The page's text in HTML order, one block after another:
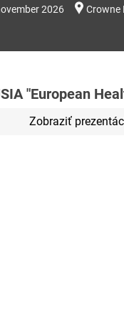
2026 Crowne
"European
Zobraziť